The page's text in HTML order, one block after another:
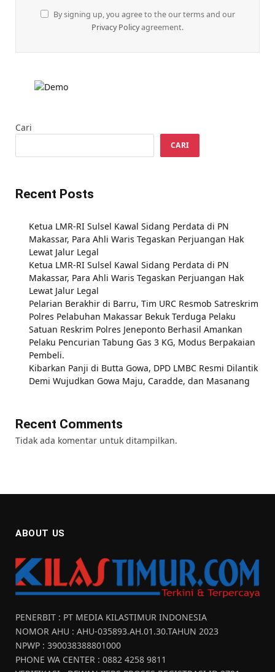
By signing up, you agree to the our terms and our
Privacy Policyagreement.
Cari
CARI
Recent Posts
Ketua LMR-RI Sulsel Kawal Sidang Perdata di PN
Makassar, Para Ahli Waris Tegaskan Perjuangan Hak
Lewat Jalur Legal
Ketua LMR-RI Sulsel Kawal Sidang Perdata di PN
Makassar, Para Ahli Waris Tegaskan Perjuangan Hak
Lewat Jalur Legal
Pelarian Berakhir di Barru, Tim URC Resmob Satreskrim
Polres Pelabuhan Makassar Bekuk Terduga Pelaku
Satuan Reskrim Polres Jeneponto Berhasil Amankan
Pelaku Pencurian Tabung Gas 3 KG, Modus Berpakaian
Pembeli.
Kibarkan Panji di Butta Gowa, DPD LMBC Resmi Dilantik
Demi Wujudkan Gowa Maju, Caradde, dan Masanang
Recent Comments
Tidak ada komentar untuk ditampilkan.
ABOUT US
PENERBIT : PT MEDIA KILASTIMUR INDONESIA
NOMOR AHU : AHU-035893.AH.01.30.TAHUN 2023
NPWP : 390038388801000
PHONE WA CENTER : 0882 4258 9811